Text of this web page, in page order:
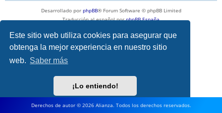
Este sitio web utiliza cookies para asegurar que
obtenga la mejor experiencia en nuestro sitio
web. Saber más
¡Lo entiendo!
Desarrollado por phpBB® Forum Software © phpBB Limited
Traducción al español porphpBB España
Derechos de autor © 2026 Alianza. Todos los derechos reservados.